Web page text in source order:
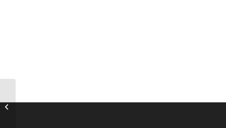
y) Rare Beauty – Kind